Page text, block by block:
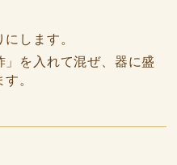
します。
を入れて混ぜ、器に盛
。